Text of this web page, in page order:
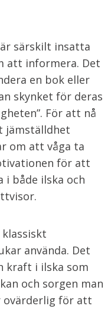
särskilt insatta
att informera. Det
en bok eller
skynket för deras
För att nå
jämställdhet
om att våga ta
för att
både ilska och
klassiskt
använda. Det
kraft i ilska som
och sorgen man
ovärderlig för att